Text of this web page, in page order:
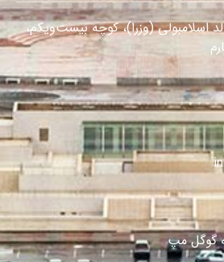
اسلامبولی (وزرا)، کوچه بیست‌ویکم،
گوگل مپ